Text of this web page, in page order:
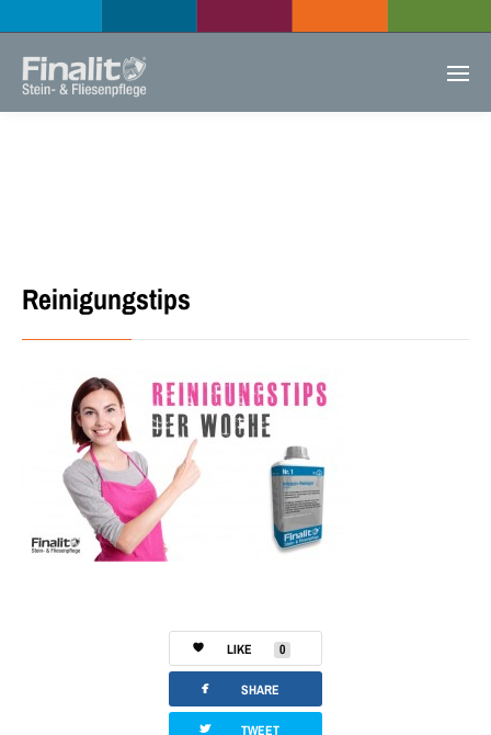
Reinigungstips
LIKE 0
facebook SHARE
twitterbird TWEET